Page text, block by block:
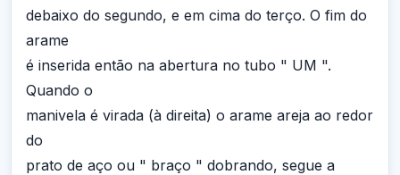
debaixo do segundo, e em cima do terço. O fim do
arame
é inserida então na abertura no tubo " UM ".
Quando o
manivela é virada (à direita) o arame areja ao redor
do
prato de aço ou " braço " dobrando, segue a